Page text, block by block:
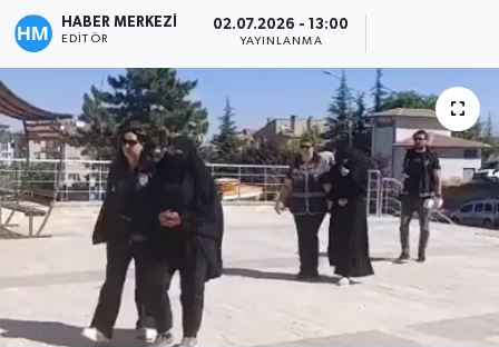
HABER MERKEZİ
EDITÖR
02.07.2026 - 13:00
YAYINLANMA